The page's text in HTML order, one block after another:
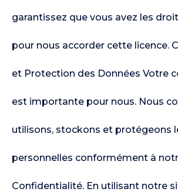
garantissez que vous avez les
pour nous accorder cette licence.
et Protection des Données Votre
est importante pour nous. Nous
utilisons, stockons et protégeons
personnelles conformément à
Confidentialité. En utilisant notre